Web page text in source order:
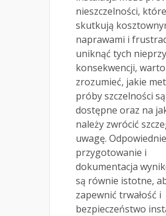
nieszczelności, które
skutkują
naprawami i
uniknąć tych
konsekwencji, warto
zrozumieć, jakie
próby szczelności są
dostępne oraz na
należy zwrócić
uwagę. Odpowiednie
przygotowanie i
dokumentacja
są równie istotne,
zapewnić trwałość i
bezpieczeństwo